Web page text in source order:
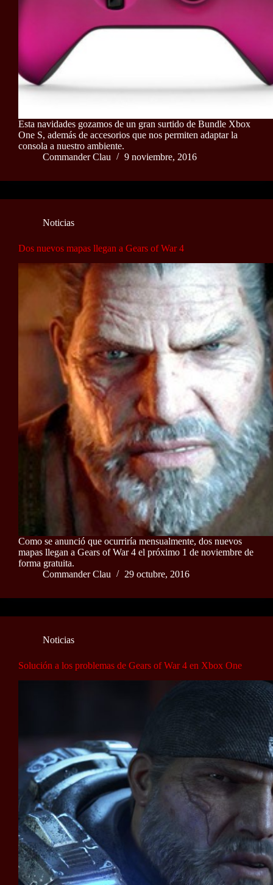
Esta navidades gozamos de un gran surtido de Bundle Xbox
One S, además de accesorios que nos permiten adaptar la
consola a nuestro ambiente.
Commander Clau
9 noviembre, 2016
Noticias
Dos nuevos mapas llegan a Gears of War 4
Como se anunció que ocurriría mensualmente, dos nuevos
mapas llegan a Gears of War 4 el próximo 1 de noviembre de
forma gratuita.
Commander Clau
29 octubre, 2016
Noticias
Solución a los problemas de Gears of War 4 en Xbox One